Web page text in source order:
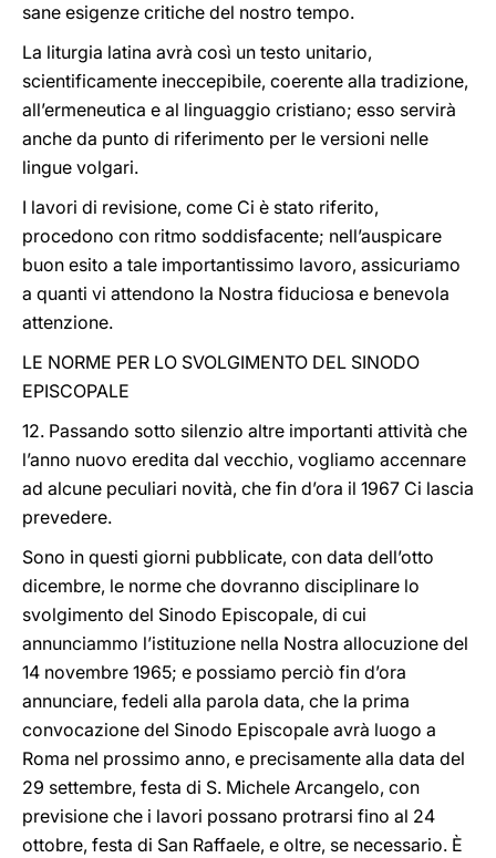
sane esigenze critiche del nostro tempo.
La liturgia latina avrà così un testo unitario,
scientificamente ineccepibile, coerente alla tradizione,
all’ermeneutica e al linguaggio cristiano; esso servirà
anche da punto di riferimento per le versioni nelle
lingue volgari.
I lavori di revisione, come Ci è stato riferito,
procedono con ritmo soddisfacente; nell’auspicare
buon esito a tale importantissimo lavoro, assicuriamo
a quanti vi attendono la Nostra fiduciosa e benevola
attenzione.
LE NORME PER LO SVOLGIMENTO DEL SINODO
EPISCOPALE
12. Passando sotto silenzio altre importanti attività che
l’anno nuovo eredita dal vecchio, vogliamo accennare
ad alcune peculiari novità, che fin d’ora il 1967 Ci lascia
prevedere.
Sono in questi giorni pubblicate, con data dell’otto
dicembre, le norme che dovranno disciplinare lo
svolgimento del Sinodo Episcopale, di cui
annunciammo l’istituzione nella Nostra allocuzione del
14 novembre 1965; e possiamo perciò fin d’ora
annunciare, fedeli alla parola data, che la prima
convocazione del Sinodo Episcopale avrà luogo a
Roma nel prossimo anno, e precisamente alla data del
29 settembre, festa di S. Michele Arcangelo, con
previsione che i lavori possano protrarsi fino al 24
ottobre, festa di San Raffaele, e oltre, se necessario. È